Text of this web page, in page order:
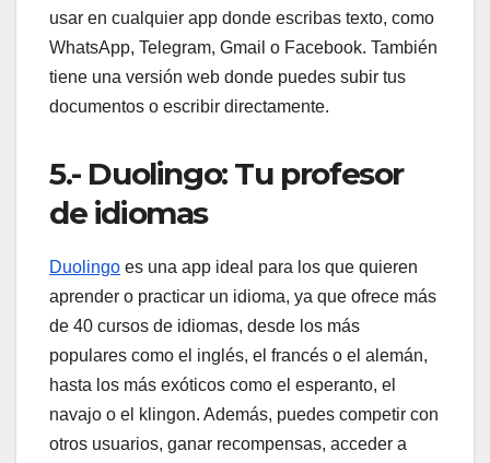
usar en cualquier app donde escribas texto, como
WhatsApp, Telegram, Gmail o Facebook. También
tiene una versión web donde puedes subir tus
documentos o escribir directamente.
5.- Duolingo: Tu profesor
de idiomas
Duolingo es una app ideal para los que quieren
aprender o practicar un idioma, ya que ofrece más
de 40 cursos de idiomas, desde los más
populares como el inglés, el francés o el alemán,
hasta los más exóticos como el esperanto, el
navajo o el klingon. Además, puedes competir con
otros usuarios, ganar recompensas, acceder a